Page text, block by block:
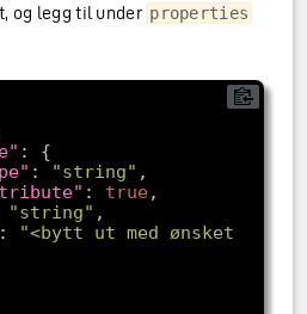
og legg til under properties
: "string"
: true
"string"
:
"<bytt ut med ønsket